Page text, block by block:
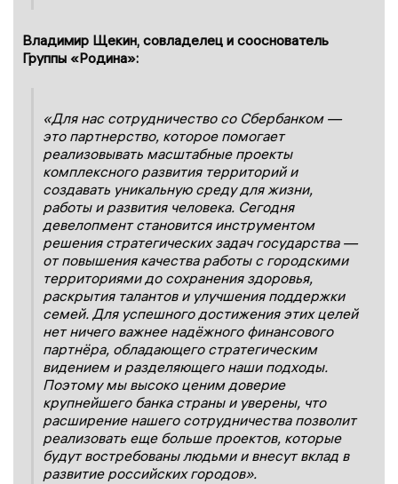
Владимир Щекин, совладелец и сооснователь
Группы «Родина»:
«Для нас сотрудничество со Сбербанком—
это партнерство, которое помогает
реализовывать масштабные проекты
комплексного развития территорий и
создавать уникальнуюсреду для жизни,
работы и развития человека. Сегодня
девелопмент становится инструментом
решения стратегических задач государства —
от повышения качестваработы с городскими
территориямидо сохранения здоровья,
раскрытия талантов и улучшения поддержки
семей. Для успешного достижения этих целей
нет ничего важнее надёжногофинансового
партнёра, обладающего стратегическим
видением и разделяющего наши подходы.
Поэтому мы высоко ценим доверие
крупнейшего банка страны и уверены, что
расширение нашего сотрудничества позволит
реализовать еще больше проектов, которые
будут востребованы людьми и внесут вклад в
развитие российских городов».